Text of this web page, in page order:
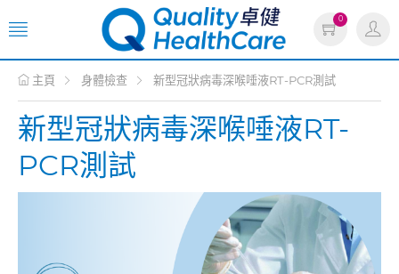
0
主頁 身體檢查 新型冠狀病毒深喉唾液RT-PCR測試
新型冠狀病毒深喉唾液RT-
PCR測試